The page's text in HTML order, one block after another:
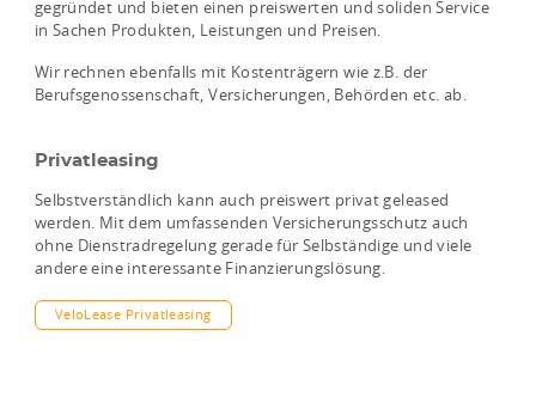
gegründet und bieten einen preiswerten und soliden Service
in Sachen Produkten, Leistungen und Preisen.
Wir rechnen ebenfalls mit Kostenträgern wie z.B. der
Berufsgenossenschaft, Versicherungen, Behörden etc. ab.
Privatleasing
Selbstverständlich kann auch preiswert privat geleased
werden. Mit dem umfassenden Versicherungsschutz auch
ohne Dienstradregelung gerade für Selbständige und viele
andere eine interessante Finanzierungslösung.
VeloLease Privatleasing